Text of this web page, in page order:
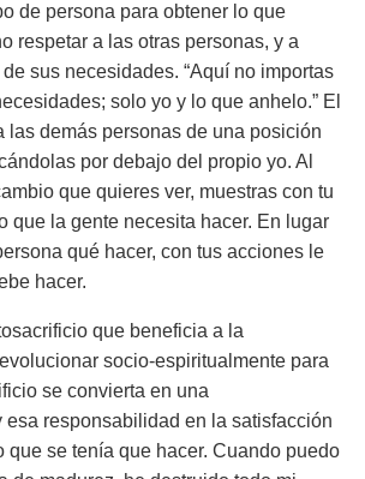
de persona para obtener lo que
respetar a las otras personas, y a
sus necesidades. “Aquí no importas
solo yo y lo que anhelo.” El
las demás personas de una posición
por debajo del propio yo. Al
que quieres ver, muestras con tu
que la gente necesita hacer. En lugar
qué hacer, con tus acciones le
hacer.
que beneficia a la
socio-espiritualmente para
se convierta en una
esa responsabilidad en la satisfacción
que se tenía que hacer. Cuando puedo